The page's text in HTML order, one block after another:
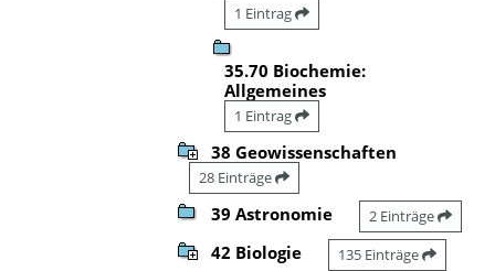
1 Eintrag
35.70 Biochemie:
Allgemeines
1 Eintrag
38 Geowissenschaften
28 Einträge
39 Astronomie 2 Einträge
42 Biologie 135 Einträge